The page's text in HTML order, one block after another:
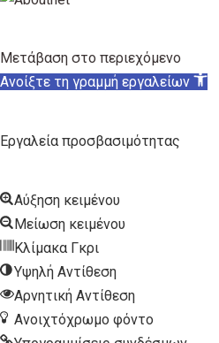
Μετάβαση στο περιεχόμενο
Ανοίξτε τη γραμμή εργαλείων
Εργαλεία προσβασιμότητας
Αύξηση κειμένου
Μείωση κειμένου
Κλίμακα Γκρι
Υψηλή Αντίθεση
Αρνητική Αντίθεση
Ανοιχτόχρωμο φόντο